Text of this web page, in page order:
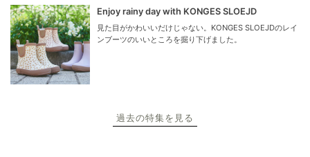
Enjoy rainy day with KONGES SLOEJD
見た目がかわいいだけじゃない。KONGES SLOEJDのレイ
ンブーツのいいところを掘り下げました。
過去の特集を見る